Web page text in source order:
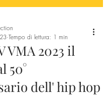
VMA 2023 il
50°
dell' hip hop
Tempo di lettura: 1 min